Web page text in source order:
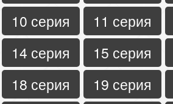
10 серия
11 серия
14 серия
15 серия
18 серия
19 серия